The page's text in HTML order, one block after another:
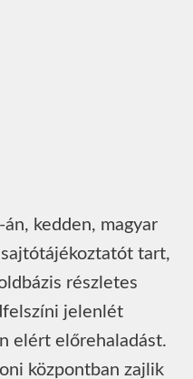
kedden, magyar
tart,
részletes
jelenlét
elért előrehaladást.
központban zajlik